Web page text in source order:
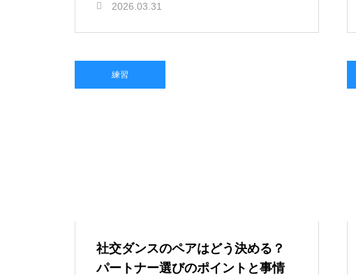
2026.03.31
練習
社交ダンスのペアはどう決める？
パートナー選びのポイントと事情